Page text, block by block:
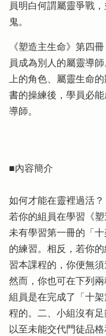
員明白何謂屬靈爭戰
鬼。
《塑造主生命》第四
員成為別人的屬靈導
上的角色、屬靈生命
書的操練後，學員必
導師。
■內容簡介
如何才能在靈裡過活？
若你的組員在學習《
未有學習第一冊的「
的練習。相反，若你
習本課程的，你便無
然而，你也可在下列
組員是在完成了「十
程的。二、小組沒有
以至未能交代門徒品